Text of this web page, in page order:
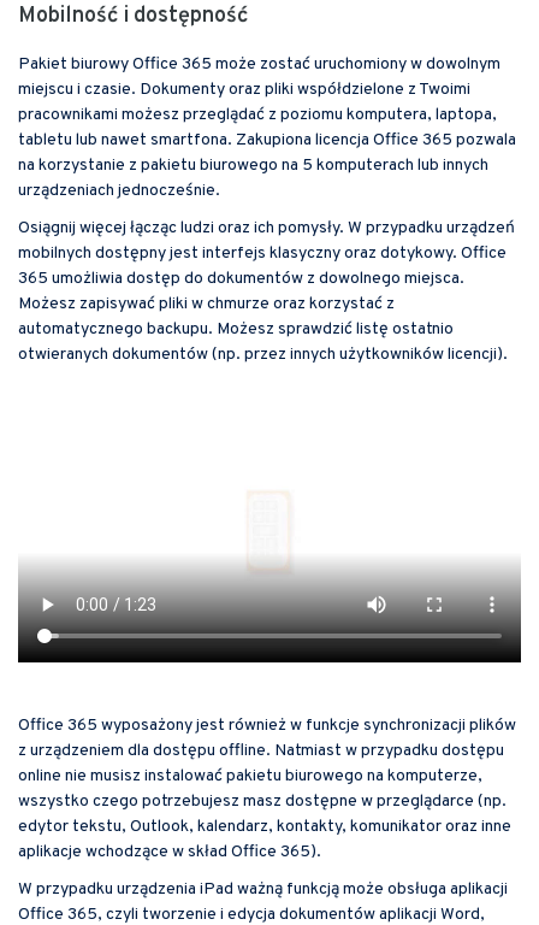
Mobilność i dostępność
Pakiet biurowy Office 365 może zostać uruchomiony w dowolnym
miejscu i czasie. Dokumenty oraz pliki współdzielone z Twoimi
pracownikami możesz przeglądać z poziomu komputera, laptopa,
tabletu lub nawet smartfona. Zakupiona licencja Office 365 pozwala
na korzystanie z pakietu biurowego na 5 komputerach lub innych
urządzeniach jednocześnie.
Osiągnij więcej łącząc ludzi oraz ich pomysły. W przypadku urządzeń
mobilnych dostępny jest interfejs klasyczny oraz dotykowy. Office
365 umożliwia dostęp do dokumentów z dowolnego miejsca.
Możesz zapisywać pliki w chmurze oraz korzystać z
automatycznego backupu. Możesz sprawdzić listę ostatnio
otwieranych dokumentów (np. przez innych użytkowników licencji).
Office 365 wyposażony jest również w funkcje synchronizacji plików
z urządzeniem dla dostępu offline. Natmiast w przypadku dostępu
online nie musisz instalować pakietu biurowego na komputerze,
wszystko czego potrzebujesz masz dostępne w przeglądarce (np.
edytor tekstu, Outlook, kalendarz, kontakty, komunikator oraz inne
aplikacje wchodzące w skład Office 365).
W przypadku urządzenia iPad ważną funkcją może obsługa aplikacji
Office 365, czyli tworzenie i edycja dokumentów aplikacji Word,